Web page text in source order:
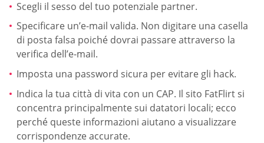
Scegli il sesso del tuo potenziale partner.
Specificare un’e-mail valida. Non digitare una casella
di posta falsa poiché dovrai passare attraverso la
verifica dell’e-mail.
Imposta una password sicura per evitare gli hack.
Indica la tua città di vita con un CAP. Il sito FatFlirt si
concentra principalmente sui datatori locali; ecco
perché queste informazioni aiutano a visualizzare
corrispondenze accurate.